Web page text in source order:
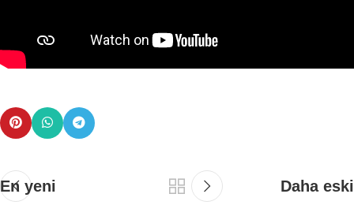
En yeni Daha eski